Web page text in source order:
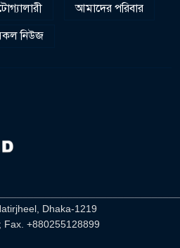
আমাদের পরিবার
নিউজ
Dhaka-1219
+880255128899